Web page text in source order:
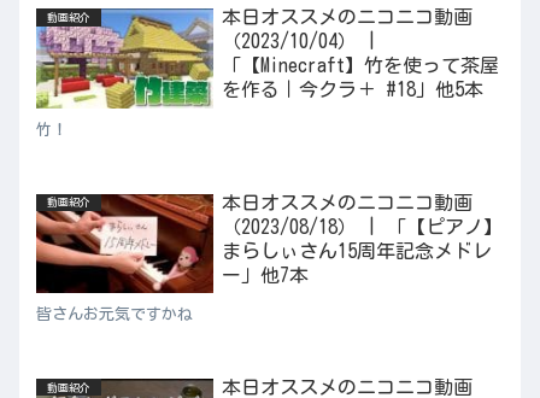
動画紹介
本日オススメのニコニコ動画
（2023/10/04） |
「【Minecraft】竹を使って茶屋
を作る｜今クラ＋ #18」他5本
竹！
動画紹介
本日オススメのニコニコ動画
（2023/08/18） | 「【ピアノ】
まらしぃさん15周年記念メドレ
ー」他7本
皆さんお元気ですかね
動画紹介
本日オススメのニコニコ動画